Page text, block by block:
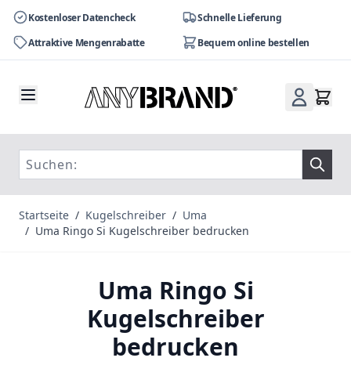
Kostenloser Datencheck
Schnelle Lieferung
Attraktive Mengenrabatte
Bequem online bestellen
Startseite / Kugelschreiber / Uma
/ Uma Ringo Si Kugelschreiber bedrucken
Uma Ringo Si
Kugelschreiber
bedrucken